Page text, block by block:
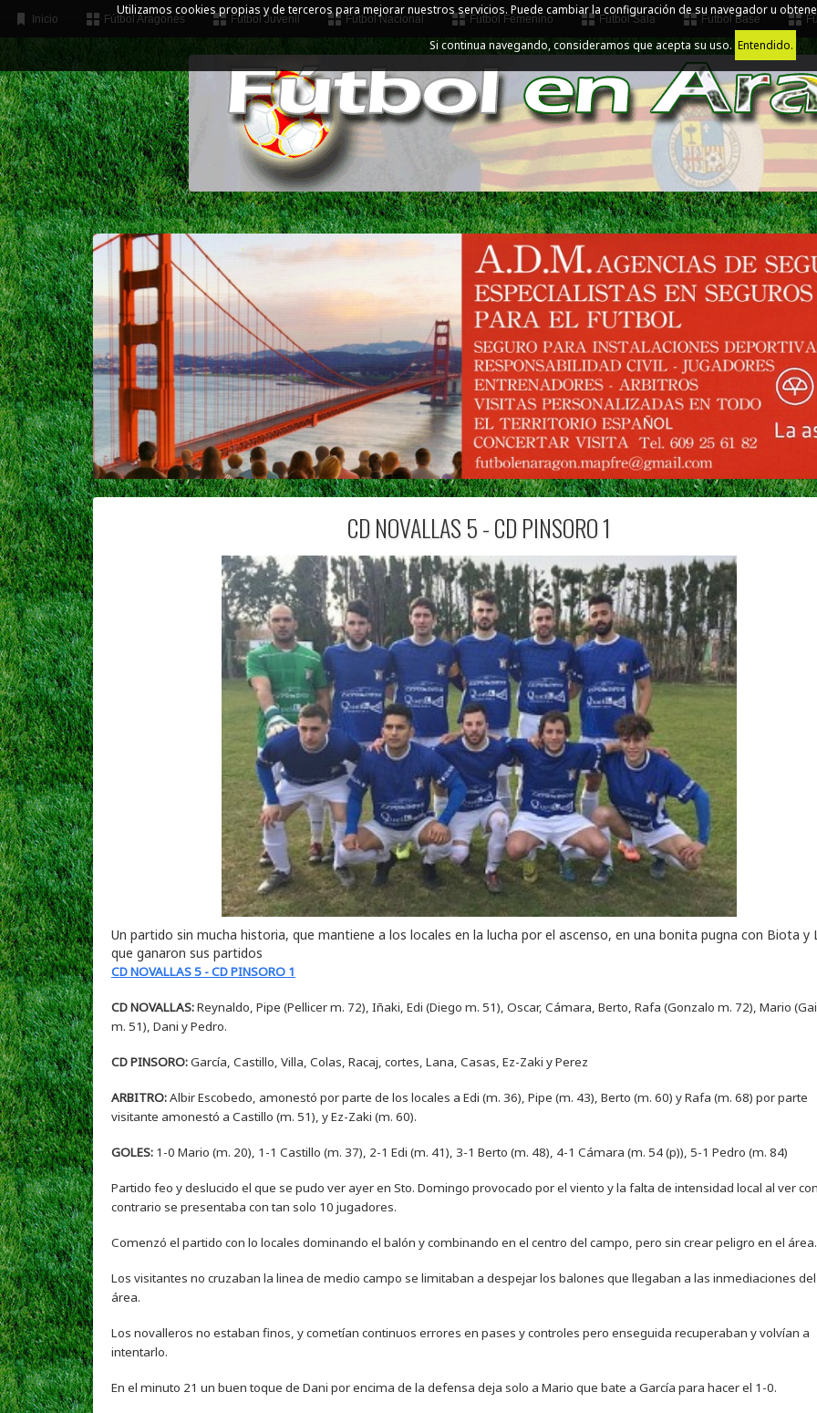
Utilizamos cookies propias y de terceros para mejorar nuestros servicios. Puede cambiar la configuración de su navegador u
Si continua navegando, consideramos que acepta su uso. Entendido.
Inicio Fútbol Aragonés Fútbol Juvenil Fútbol Nacional Fútbol Femenino Fútbol Sala Fútbol Base
CD NOVALLAS 5 - CD PINSORO 1
Un partido sin mucha historia, que mantiene a los locales en la lucha por el ascenso, en una bonita pugna con Biota y
que ganaron sus partidos
CD NOVALLAS 5 - CD PINSORO 1
CD NOVALLAS:Reynaldo, Pipe (Pellicer m. 72), Iñaki, Edi (Diego m. 51), Oscar, Cámara, Berto, Rafa (Gonzalo m. 72), Mario
m. 51), Dani y Pedro.
CD PINSORO:García, Castillo, Villa, Colas, Racaj, cortes, Lana, Casas, Ez-Zaki y Perez
ARBITRO:Albir Escobedo, amonestó por parte de los locales a Edi (m. 36), Pipe (m. 43), Berto (m. 60) y Rafa (m. 68) por parte
visitante amonestó a Castillo (m. 51), y Ez-Zaki (m. 60).
GOLES: 1-0 Mario (m. 20), 1-1 Castillo (m. 37), 2-1 Edi (m. 41), 3-1 Berto (m. 48), 4-1 Cámara (m. 54 (p)), 5-1 Pedro (m. 84)
Partido feo y deslucido el que se pudo ver ayer en Sto. Domingo provocado por el viento y la falta de intensidad local al ver
contrario se presentaba con tan solo 10 jugadores.
Comenzó el partido con lo locales dominando el balón y combinando en el centro del campo, pero sin crear peligro en el área.
Los visitantes no cruzaban la linea de medio campo se limitaban a despejar los balones que llegaban a las inmediaciones del
área.
Los novalleros no estaban finos, y cometían continuos errores en pases y controles pero enseguida recuperaban y volvían a
intentarlo.
En el minuto 21 un buen toque de Dani por encima de la defensa deja solo a Mario que bate a García para hacer el 1-0.